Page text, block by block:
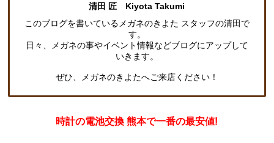
清田 匠 Kiyota Takumi
このブログを書いているメガネのきよた スタッフの清田で
す。
日々、メガネの事やイベント情報などブログにアップして
いきます。
ぜひ、メガネのきよたへご来店ください！
時計の電池交換 熊本で一番の最安値!